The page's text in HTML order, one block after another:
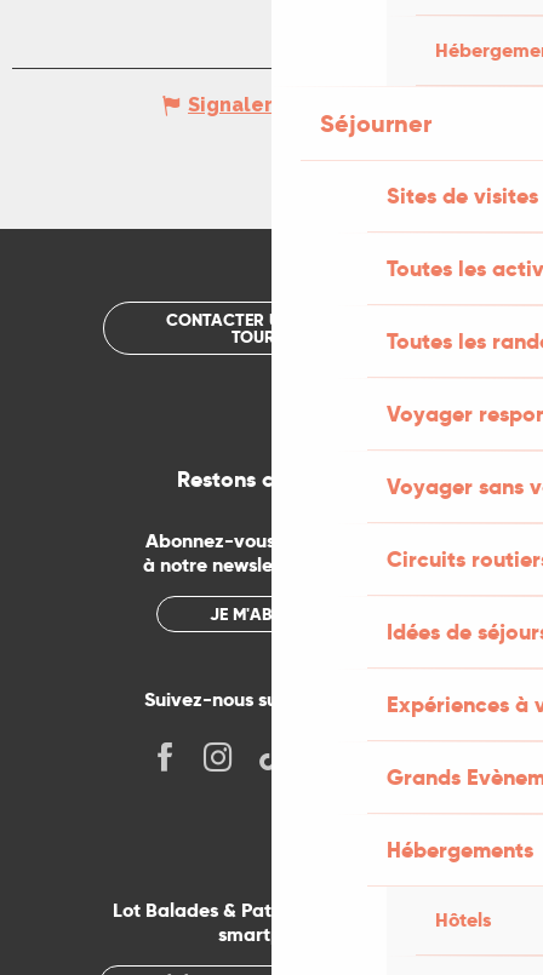
Séjourner
Sites de visites
Toutes les
Toutes les
Voyager
Voyager sans
Circuits
Idées de
Expériences à
Grands
Hébergements
Hôtels
Signaler une erreur
CONTACTER UN OFFICE DE
TOURISME
Restons connectés
Abonnez-vous gratuitement
à notre newsletter mensuelle
JE M'ABONNE
Suivez-nous sur les réseaux !
Lot Balades & Patrimoines sur votre
smartphone